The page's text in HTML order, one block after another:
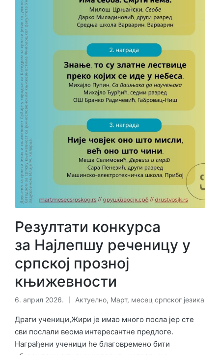
Резултати конкурса
за Најлепшу реченицу у
српској прозној
књижевности
6. април 2026.
Објављено
у
Актуелно, Март, месец српског језика
Драги ученици,Жири је имао много посла јер сте
сви послали веома интересантне предлоге.
Награђени ученици ће благовремено бити